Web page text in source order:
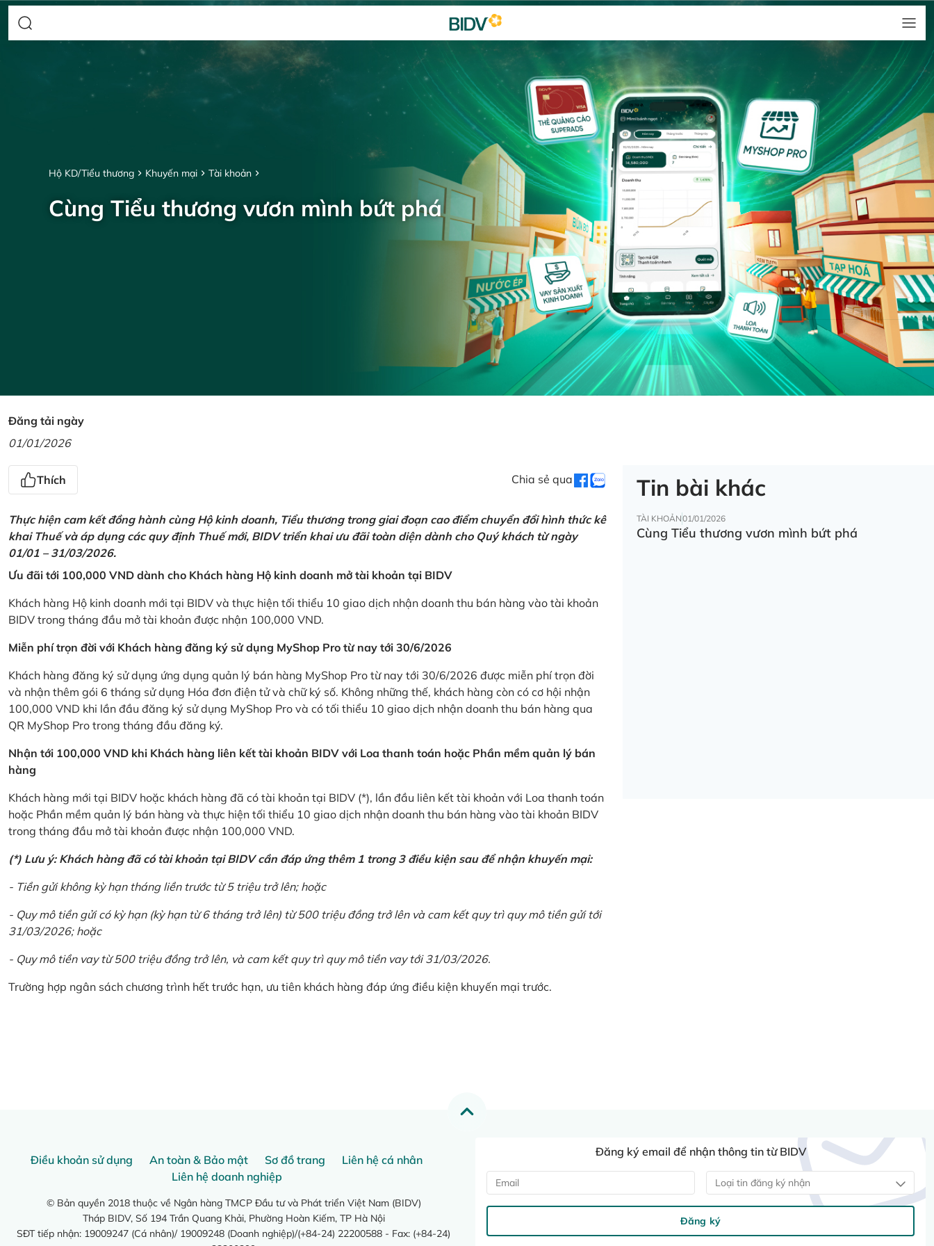
Hộ KD/Tiểu thương Khuyến mại Tài khoản
Cùng Tiểu thương vươn mình bứt phá
Đăng tải ngày
01/01/2026
Thích Chia sẻ qua
Thực hiện cam kết đồng hành cùng Hộ kinh doanh, Tiểu thương trong giai đoạn cao điểm chuyển đổi hình thức kê
khai Thuế và áp dụng các quy định Thuế mới, BIDV triển khai ưu đãi toàn diện dành cho Quý khách từ ngày
01/01 – 31/03/2026.
Ưu đãi tới 100,000 VND dành cho Khách hàng Hộ kinh doanh mở tài khoản tại BIDV
Khách hàng Hộ kinh doanh mới tại BIDV và thực hiện tối thiểu 10 giao dịch nhận doanh thu bán hàng vào tài khoản
BIDV trong tháng đầu mở tài khoản được nhận 100,000 VND.
Miễn phí trọn đời với Khách hàng đăng ký sử dụng MyShop Pro từ nay tới 30/6/2026
Khách hàng đăng ký sử dụng ứng dụng quản lý bán hàng MyShop Pro từ nay tới 30/6/2026 được miễn phí trọn đời
và nhận thêm gói 6 tháng sử dụng Hóa đơn điện tử và chữ ký số. Không những thế, khách hàng còn có cơ hội nhận
100,000 VND khi lần đầu đăng ký sử dụng MyShop Pro và có tối thiểu 10 giao dịch nhận doanh thu bán hàng qua
QR MyShop Pro trong tháng đầu đăng ký.
Nhận tới 100,000 VND khi Khách hàng liên kết tài khoản BIDV với Loa thanh toán hoặc Phần mềm quản lý bán
hàng
Khách hàng mới tại BIDV hoặc khách hàng đã có tài khoản tại BIDV (*), lần đầu liên kết tài khoản với Loa thanh toán
hoặc Phần mềm quản lý bán hàng và thực hiện tối thiểu 10 giao dịch nhận doanh thu bán hàng vào tài khoản BIDV
trong tháng đầu mở tài khoản được nhận 100,000 VND.
(*) Lưu ý: Khách hàng đã có tài khoản tại BIDV cần đáp ứng thêm 1 trong 3 điều kiện sau để nhận khuyến mại:
- Tiền gửi không kỳ hạn tháng liền trước từ 5 triệu trở lên; hoặc
- Quy mô tiền gửi có kỳ hạn (kỳ hạn từ 6 tháng trở lên) từ 500 triệu đồng trở lên và cam kết quy trì quy mô tiền gửi tới
31/03/2026; hoặc
- Quy mô tiền vay từ 500 triệu đồng trở lên, và cam kết quy trì quy mô tiền vay tới 31/03/2026.
Trường hợp ngân sách chương trình hết trước hạn, ưu tiên khách hàng đáp ứng điều kiện khuyến mại trước.
Tin bài khác
TÀI KHOẢN01/01/2026
Cùng Tiểu thương vươn mình bứt phá
Điều khoản sử dụng An toàn & Bảo mật Sơ đồ trang
Liên hệ cá nhân
Liên hệ doanh nghiệp
© Bản quyền 2018 thuộc về Ngân hàng TMCP Đầu tư và Phát triển Việt Nam (BIDV)
Tháp BIDV, Số 194 Trần Quang Khải, Phường Hoàn Kiếm, TP Hà Nội
SĐT tiếp nhận: 19009247 (Cá nhân)/ 19009248 (Doanh nghiệp)/(+84-24) 22200588 - Fax: (+84-24)
Đăng ký email để nhận thông tin từ BIDV
Loại tin đăng ký nhận
Đăng ký